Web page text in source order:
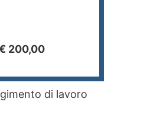
200,00
di lavoro